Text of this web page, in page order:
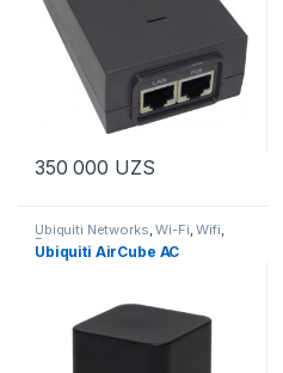
350 000 UZS
Ubiquiti Networks,Wi-Fi,Wifi,
Роутеры
Ubiquiti AirCube AC